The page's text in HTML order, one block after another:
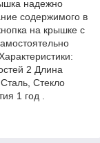
надежно
содержимого в
на крышке с
2 Длина
Стекло
1 год .